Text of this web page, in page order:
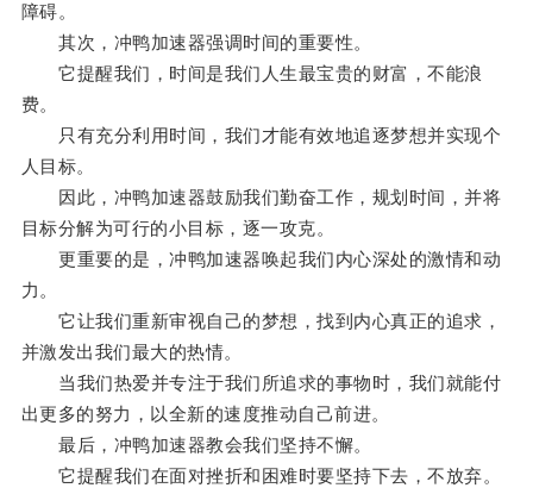
障碍。
其次，冲鸭加速器强调时间的重要性。
它提醒我们，时间是我们人生最宝贵的财富，不能浪
费。
只有充分利用时间，我们才能有效地追逐梦想并实现个
人目标。
因此，冲鸭加速器鼓励我们勤奋工作，规划时间，并将
目标分解为可行的小目标，逐一攻克。
更重要的是，冲鸭加速器唤起我们内心深处的激情和动
力。
它让我们重新审视自己的梦想，找到内心真正的追求，
并激发出我们最大的热情。
当我们热爱并专注于我们所追求的事物时，我们就能付
出更多的努力，以全新的速度推动自己前进。
最后，冲鸭加速器教会我们坚持不懈。
它提醒我们在面对挫折和困难时要坚持下去，不放弃。